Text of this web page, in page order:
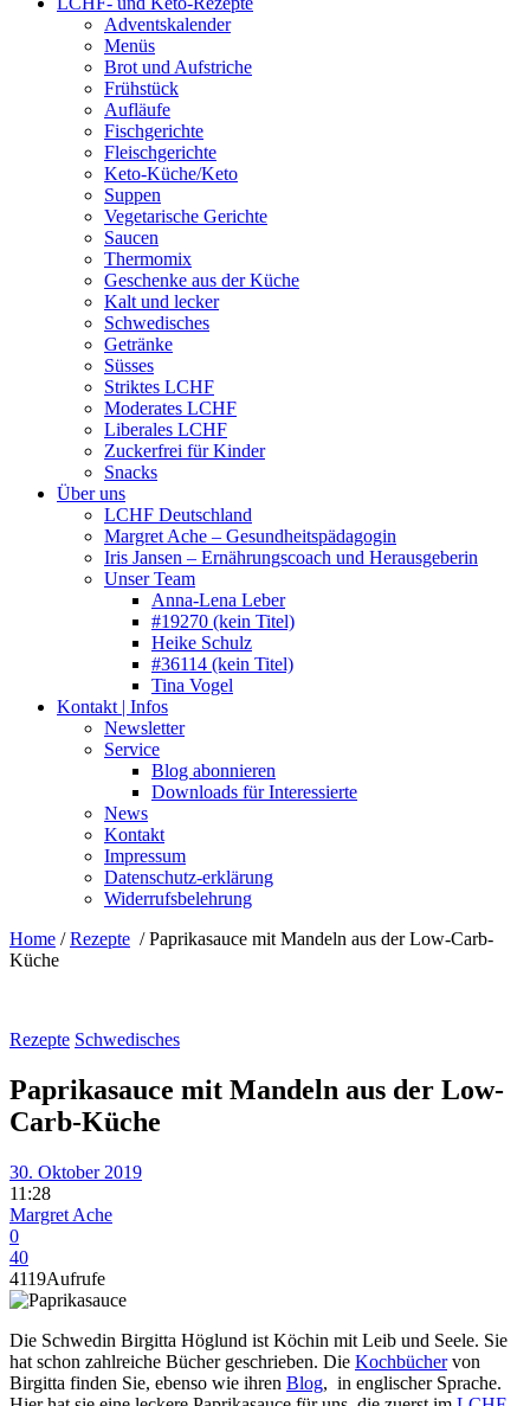
Adventskalender
Menüs
Brot und Aufstriche
Frühstück
Aufläufe
Fischgerichte
Fleischgerichte
Keto-Küche/Keto
Suppen
Vegetarische Gerichte
Saucen
Thermomix
Geschenke aus der Küche
Kalt und lecker
Schwedisches
Getränke
Süsses
Striktes LCHF
Moderates LCHF
Liberales LCHF
Zuckerfrei für Kinder
Snacks
Über uns
LCHF Deutschland
Margret Ache – Gesundheitspädagogin
Iris Jansen – Ernährungscoach und Herausgeberin
Unser Team
Anna-Lena Leber
#19270 (kein Titel)
Heike Schulz
#36114 (kein Titel)
Tina Vogel
Kontakt | Infos
Newsletter
Service
Blog abonnieren
Downloads für Interessierte
News
Kontakt
Impressum
Datenschutz-erklärung
Widerrufsbelehrung
Home /Rezepte /Paprikasauce mit Mandeln aus der Low-Carb-
Küche
Rezepte Schwedisches
Paprikasauce mit Mandeln aus der Low-
Carb-Küche
30. Oktober 2019
11:28
Margret Ache
0
40
4119Aufrufe
Die Schwedin Birgitta Höglund ist Köchin mit Leib und Seele. Sie
hat schon zahlreiche Bücher geschrieben. Die Kochbüchervon
Birgitta finden Sie, ebenso wie ihren Blog, in englischer Sprache.